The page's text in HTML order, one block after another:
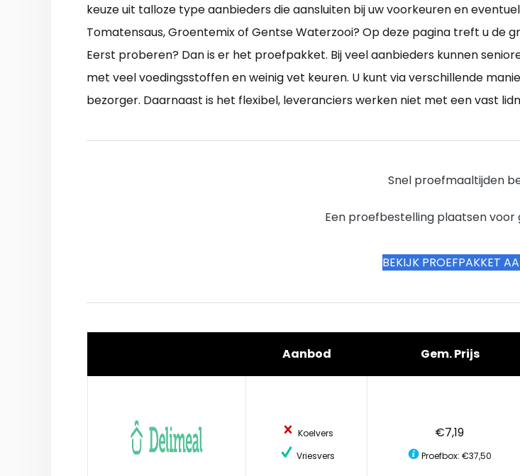
keuze uit talloze type aanbieders die aansluiten bij uw voorkeuren en
Tomatensaus, Groentemix of Gentse Waterzooi? Op deze pagina treft u de
Eerst proberen? Dan is er het proefpakket. Bij veel aanbieders kunnen
met veel voedingsstoffen en weinig vet keuren. U kunt via verschillende
bezorger. Daarnaast is het flexibel, leveranciers werken niet met een vast
Snel proefmaaltijden
Een proefbestelling plaatsen
BEKIJK PROEFPAKKET
Aanbod Gem. Prijs
Koelvers
Vriesvers
€7,19
Proefbox: €37,50